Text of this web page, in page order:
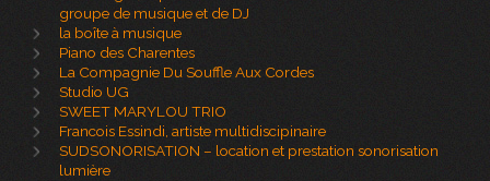
groupe de musique et de DJ
la boîte à musique
Piano des Charentes
La Compagnie Du Souffle Aux Cordes
Studio UG
SWEET MARYLOU TRIO
Francois Essindi, artiste multidiscipinaire
SUDSONORISATION – location et prestation sonorisation
lumière